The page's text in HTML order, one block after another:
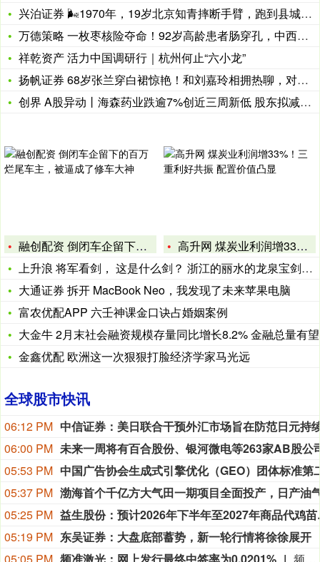
兴泊证券 🌬1970年，19岁北京知青摔断手臂，跑到县城买药
万德策略 一枚枣核险夺命！92岁高龄患者肠穿孔，中西医结合助
祥乾资产 活力中国调研行｜杭州何止“六小龙”
扬帆证券 68岁张兰穿白裙惊艳！和刘嘉玲相拥热聊，对儿媳回京
创界 A股异动丨海森药业跌逾7%创近三周新低 股东拟减持不超
融创配资 倒闭车企留下的百万烂尾车主，被逼成了修车大神
高升网 煤炭业利润增33%！三重利好共振 配置价值凸显
上升浪 将军看剑， 这是什么剑？ 浙江的丽水的龙泉宝剑。 工
大通证券 拆开 MacBook Neo，我发现了未来苹果电脑
富农优配APP 六壬神课金口诀占婚姻案例
大金牛 2月末社会融资规模存量同比增长8.2% 金融总量有望
金鑫优配 欧洲这一次狠狠打脸经济学家马光远
全球股市快讯
06:12 PM
06:00 PM
05:53 PM
05:37 PM
05:25 PM
益生股
05:19 PM 东吴证券：大盘底部蓄势，新一轮行情将徐徐展开